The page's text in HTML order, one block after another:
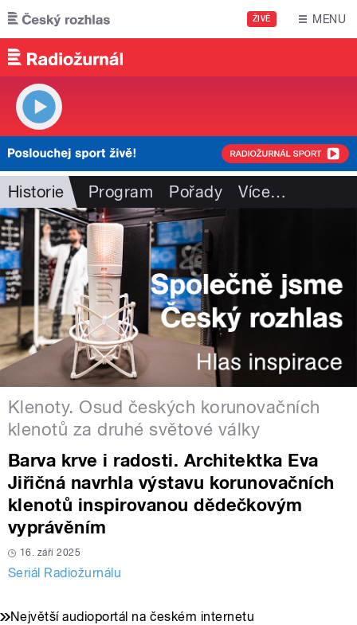
Přejít k hlavnímu obsahu
ŽIVĚ MENU
Historie Program Pořady Více…
Klenoty. Osud českých korunovačních
klenotů za druhé světové války
Barva krve i radosti. Architektka Eva
Jiřičná navrhla výstavu korunovačních
klenotů inspirovanou dědečkovým
vyprávěním
16. září 2025
Seriál Radiožurnálu
Největší audioportál na českém internetu